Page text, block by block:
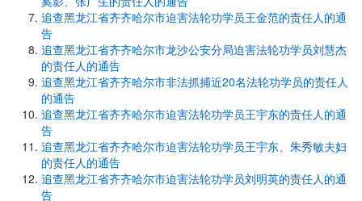
追查黑龙江省齐齐哈尔市迫害法轮功学员王金范的责任人的通
告
追查黑龙江省齐齐哈尔市龙沙公安分局迫害法轮功学员刘慧杰
的责任人的通告
追查黑龙江省齐齐哈尔市非法抓捕近20名法轮功学员的责任人
的通告
追查黑龙江省齐齐哈尔市迫害法轮功学员王宇东的责任人的通
告
追查黑龙江省齐齐哈尔市迫害法轮功学员王宇东、朱秀敏夫妇
的责任人的通告
追查黑龙江省齐齐哈尔市迫害法轮功学员刘明英的责任人的通
告